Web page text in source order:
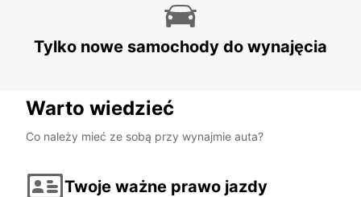
Tylko nowe samochody do wynajęcia
Warto wiedzieć
Co należy mieć ze sobą przy wynajmie auta?
Twoje ważne prawo jazdy